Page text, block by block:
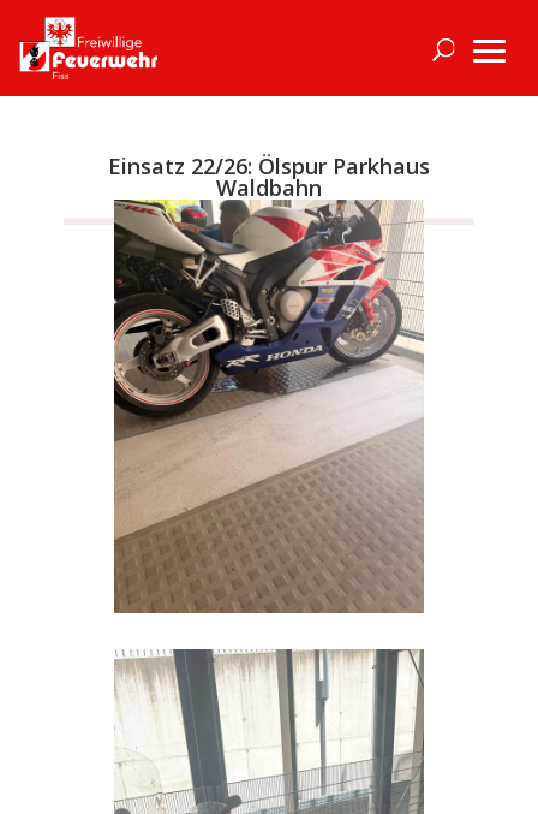
Einsatz 22/26: Ölspur Parkhaus
Waldbahn